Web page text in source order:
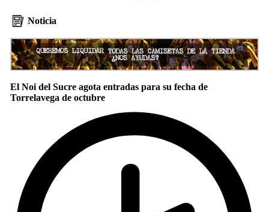
Noticia
El Noi del Sucre agota entradas para su fecha de
Torrelavega de octubre